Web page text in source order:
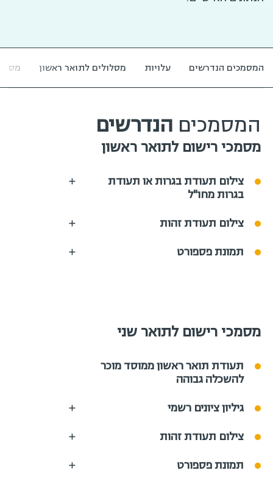
המסמכים הנדרשים עלויות מסלולים לתואר ראשון
המסמכים הנדרשים
מסמכי רישום לתואר ראשון
צילום תעודת בגרות או תעודת
בגרות מחו"ל
צילום תעודת זהות
תמונת פספורט
מסמכי רישום לתואר שני
תעודת תואר ראשון ממוסד מוכר
להשכלה גבוהה
גיליון ציונים רשמי
צילום תעודת זהות
תמונת פספורט